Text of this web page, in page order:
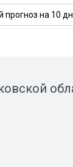
прогноз на 10